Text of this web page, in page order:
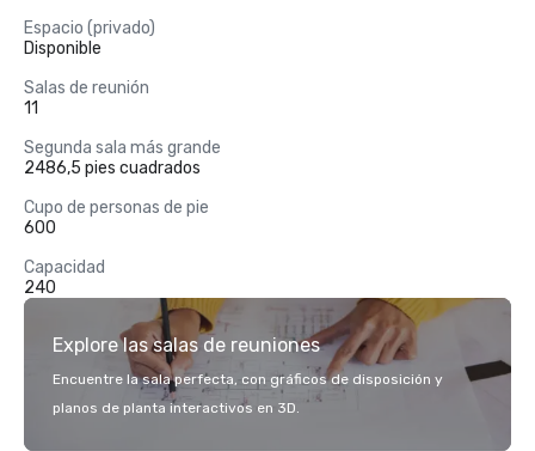
Espacio (privado)
Disponible
Salas de reunión
11
Segunda sala más grande
2486,5 pies cuadrados
Cupo de personas de pie
600
Capacidad
240
Explore las salas de reuniones
Encuentre la sala perfecta, con gráficos de disposición y
planos de planta interactivos en 3D.